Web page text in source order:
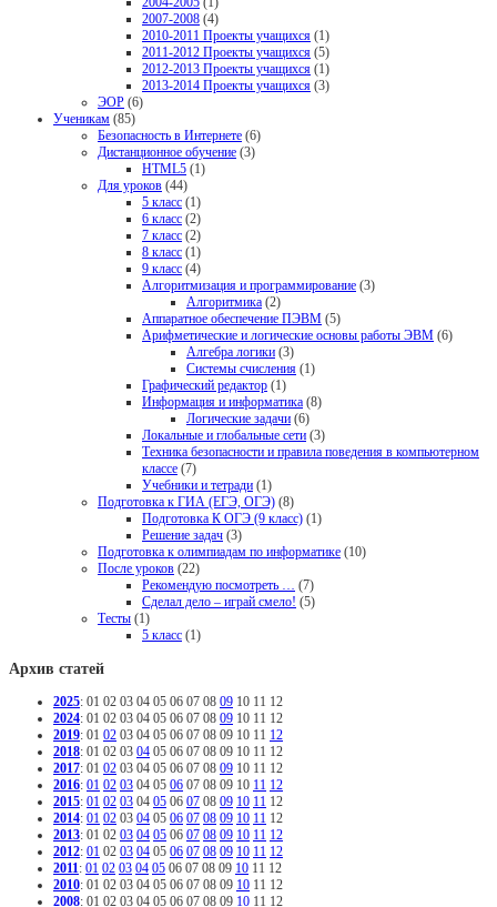
2007-2008 (4)
2010-2011 Проекты учащихся (1)
2011-2012 Проекты учащихся (5)
2012-2013 Проекты учащихся (1)
2013-2014 Проекты учащихся (3)
ЭОР (6)
Ученикам (85)
Безопасность в Интернете (6)
Дистанционное обучение (3)
HTML5 (1)
Для уроков (44)
5 класс (1)
6 класс (2)
7 класс (2)
8 класс (1)
9 класс (4)
Алгоритмизация и программирование (3)
Алгоритмика (2)
Аппаратное обеспечение ПЭВМ (5)
Арифметические и логические основы работы ЭВМ (6)
Алгебра логики (3)
Системы счисления (1)
Графический редактор (1)
Информация и информатика (8)
Логические задачи (6)
Локальные и глобальные сети (3)
Техника безопасности и правила поведения в компьютерном
классе (7)
Учебники и тетради (1)
Подготовка к ГИА (ЕГЭ, ОГЭ) (8)
Подготовка К ОГЭ (9 класс) (1)
Решение задач (3)
Подготовка к олимпиадам по информатике (10)
После уроков (22)
Рекомендую посмотреть … (7)
Сделал дело – играй смело! (5)
Тесты (1)
5 класс (1)
Архив статей
2025: 01 02 03 04 05 06 07 08 09 10 11 12
2024: 01 02 03 04 05 06 07 08 09 10 11 12
2019: 01 02 03 04 05 06 07 08 09 10 11 12
2018: 01 02 03 04 05 06 07 08 09 10 11 12
2017: 01 02 03 04 05 06 07 08 09 10 11 12
2016: 01 02 03 04 05 06 07 08 09 10 11 12
2015: 01 02 03 04 05 06 07 08 09 10 11 12
2014: 01 02 03 04 05 06 07 08 09 10 11 12
2013: 01 02 03 04 05 06 07 08 09 10 11 12
2012: 01 02 03 04 05 06 07 08 09 10 11 12
2011: 01 02 03 04 05 06 07 08 09 10 11 12
2010: 01 02 03 04 05 06 07 08 09 10 11 12
2008: 01 02 03 04 05 06 07 08 09 10 11 12